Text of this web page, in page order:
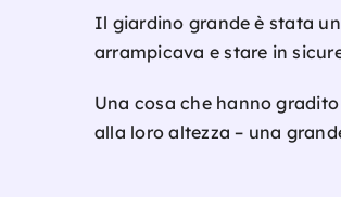
Il giardino grande è stata
arrampicava e stare in
Una cosa che hanno
alla loro altezza – una